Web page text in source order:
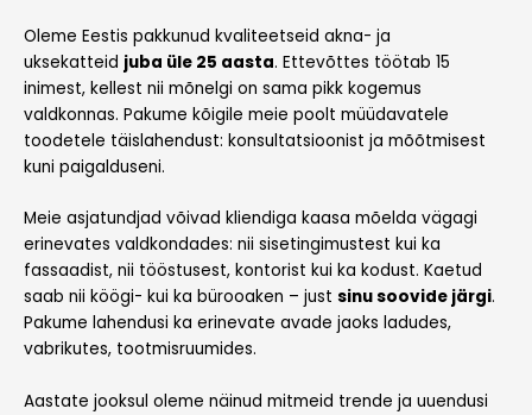
Oleme Eestis pakkunud kvaliteetseid akna- ja
uksekatteid juba üle 25 aasta. Ettevõttes töötab 15
inimest, kellest nii mõnelgi on sama pikk kogemus
valdkonnas. Pakume kõigile meie poolt müüdavatele
toodetele täislahendust: konsultatsioonist ja mõõtmisest
kuni paigalduseni.
Meie asjatundjad võivad kliendiga kaasa mõelda vägagi
erinevates valdkondades: nii sisetingimustest kui ka
fassaadist, nii tööstusest, kontorist kui ka kodust. Kaetud
saab nii köögi- kui ka bürooaken – just sinu soovide järgi.
Pakume lahendusi ka erinevate avade jaoks ladudes,
vabrikutes, tootmisruumides.
Aastate jooksul oleme näinud mitmeid trende ja uuendusi